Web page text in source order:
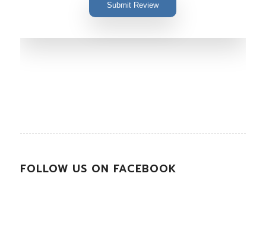
Submit Review
FOLLOW US ON FACEBOOK